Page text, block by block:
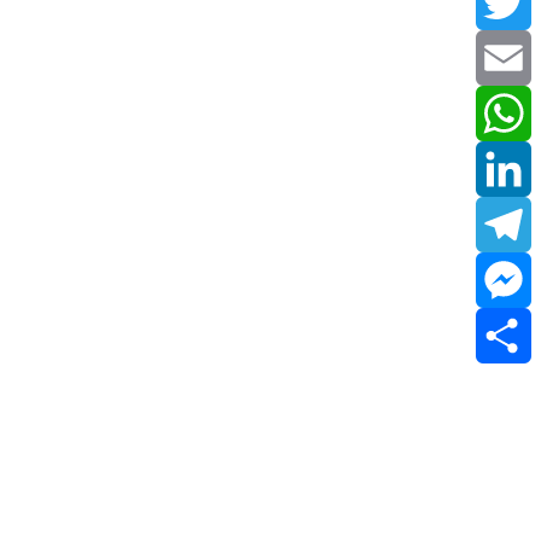
Twitter
Email
WhatsApp
LinkedIn
Telegram
Messenger